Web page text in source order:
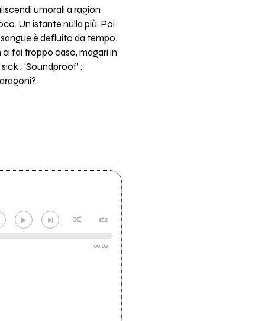
umorali a ragion
Un istante nulla più. Poi
è defluito da tempo.
fai troppo caso, magari in
: ‘Soundproof’ :
00:00